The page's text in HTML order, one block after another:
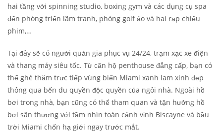
hai tầng với spinning studio, boxing gym và các dụng cụ spa
đến phòng triển lãm tranh, phòng golf ảo và hai rạp chiếu
phim,…
Tại đây sẽ có người quản gia phục vụ 24/24, trạm xạc xe điện
và thang máy siêu tốc. Từ căn hộ penthouse đẳng cấp, bạn có
thể ghé thăm trực tiếp vùng biển Miami xanh lam xinh đẹp
thông qua bến du quyền độc quyền của ngôi nhà. Ngoài hồ
bơi trong nhà, bạn cũng có thể tham quan và tận hưởng hồ
bơi sân thượng với tầm nhìn toàn cảnh vịnh Biscayne và bầu
trời Miami chốn hạ giới ngay trước mắt.